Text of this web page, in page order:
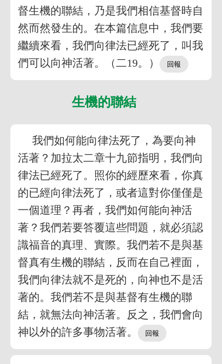
督生機的聯結，乃是我們相信基督時自
然而然發生的。在本篇信息中，我們要
繼續來看，我們向律法已經死了，叫我
們可以向神活著。（二19。）
生機的聯結
我們如何能向律法死了，為要向神
活著？加拉太二章十九節指明，我們向
律法已經死了。照你的經歷來看，你真
的已經向律法死了，或者這對你僅僅是
一個道理？再者，我們如何能向神活
著？我們若要答覆這些問題，就必須認
識福音的真理、實際。我們若不是與基
督真有生機的聯結，反而在自己裡面，
我們向律法就不是死的，向神也不是活
著的。我們若不是與基督有生機的聯
結，就無法向神活著。反之，我們會向
神以外的許多事物活著。